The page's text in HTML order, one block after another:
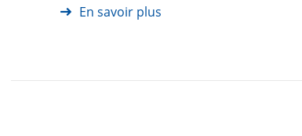
En savoir plus